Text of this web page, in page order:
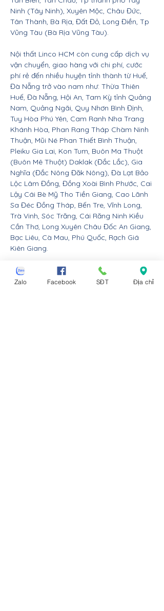
Ninh (Tây Ninh), Xuyên Mộc, Châu Đức,
Tân Thành, Bà Rịa, Đất Đỏ, Long Điền, Tp
Vũng Tàu (Bà Rịa Vũng Tàu).
Nội thất Linco HCM còn cung cấp dịch vụ
vận chuyển, giao hàng với chi phí, cước
phí rẻ đến nhiều huyện tỉnh thành từ Huế,
Đà Nẵng trở vào nam như: Thừa Thiên
Huế, Đà Nẵng, Hội An, Tam Kỳ tỉnh Quảng
Nam, Quảng Ngãi, Quy Nhơn Bình Định,
Tuy Hòa Phú Yên, Cam Ranh Nha Trang
Khánh Hòa, Phan Rang Tháp Chàm Ninh
Thuận, Mũi Né Phan Thiết Bình Thuận,
Pleiku Gia Lai, Kon Tum, Buôn Ma Thuột
(Buôn Mê Thuột) Daklak (Đắc Lắc), Gia
Nghĩa (Đắc Nông Đăk Nông), Đà Lạt Bảo
Lộc Lâm Đồng, Đồng Xoài Bình Phước, Cai
Lậy Cái Bè Mỹ Tho Tiền Giang, Cao Lãnh
Sa Đéc Đồng Tháp, Bến Tre, Vĩnh Long,
Trà Vinh, Sóc Trăng, Cái Răng Ninh Kiều
Cần Thơ, Long Xuyên Châu Đốc An Giang,
Bạc Liêu, Cà Mau, Phú Quốc, Rạch Giá
Kiên Giang.
Nội thất Linco giao hàng cho các huyện,
thị xã tx, tp thành phố tỉnh thành từ Đà
Zalo Facebook SĐT Địa chỉ